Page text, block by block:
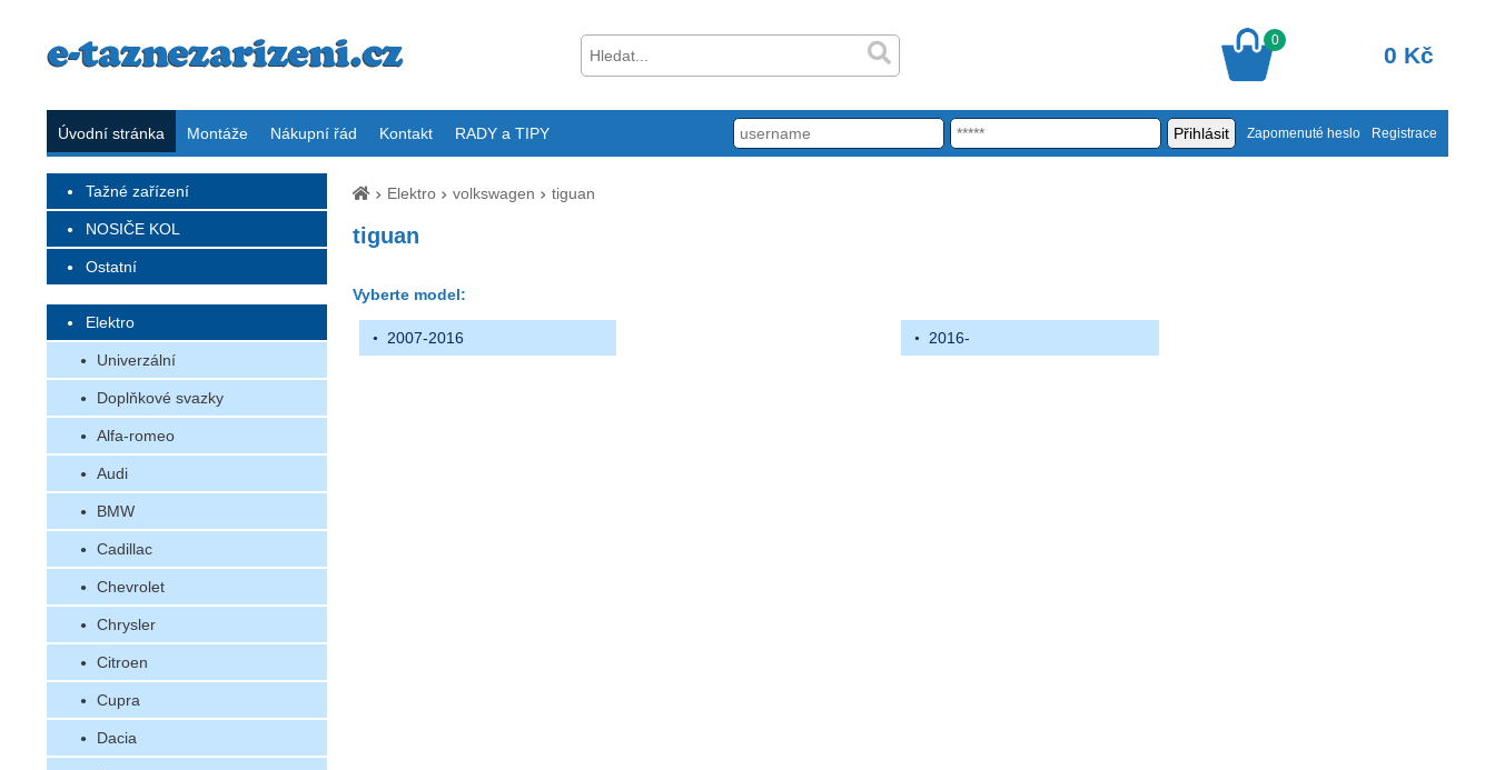
0
0 Kč
Úvodní stránka Montáže Nákupní řád Kontakt RADY a TIPY Zapomenuté heslo Registrace
Tažné zařízení
NOSIČE KOL
Ostatní
Elektro
Univerzální
Doplňkové svazky
Alfa-romeo
Audi
BMW
Cadillac
Chevrolet
Chrysler
Citroen
Cupra
Dacia
Elektro volkswagen tiguan
tiguan
Vyberte model:
2007-2016 2016-